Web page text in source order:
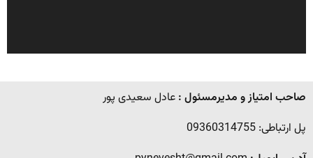
صاحب امتیاز و مدیرمسئول : عادل سعیدی پور
پل ارتباطی: 09360314755